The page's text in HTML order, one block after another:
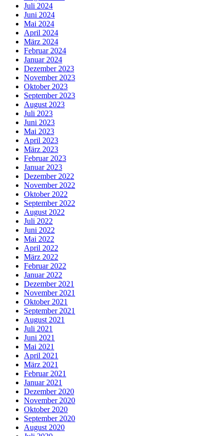
Juli 2024
Juni 2024
Mai 2024
April 2024
März 2024
Februar 2024
Januar 2024
Dezember 2023
November 2023
Oktober 2023
September 2023
August 2023
Juli 2023
Juni 2023
Mai 2023
April 2023
März 2023
Februar 2023
Januar 2023
Dezember 2022
November 2022
Oktober 2022
September 2022
August 2022
Juli 2022
Juni 2022
Mai 2022
April 2022
März 2022
Februar 2022
Januar 2022
Dezember 2021
November 2021
Oktober 2021
September 2021
August 2021
Juli 2021
Juni 2021
Mai 2021
April 2021
März 2021
Februar 2021
Januar 2021
Dezember 2020
November 2020
Oktober 2020
September 2020
August 2020